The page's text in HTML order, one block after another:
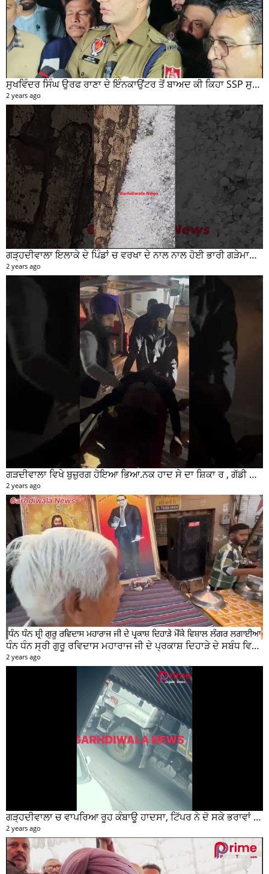
ਸੁਖਵਿੰਦਰ ਸਿੰਘ ਉਰਫ ਰਾਣਾ ਦੇ ਇੰਨਕਾਉਂਟਰ ਤੋਂ ਬਾਅਦ ਕੀ ਕਿਹਾ SSP ਸੁਰੇਂਦਰ ਲਾਂਬਾ ਤੁਸੀਂ ਵੀ ਸੁਣੋ...
2 years ago
ਗੜ੍ਹਦੀਵਾਲਾ ਇਲਾਕੇ ਦੇ ਪਿੰਡਾਂ ਚ ਵਰਖਾ ਦੇ ਨਾਲ ਨਾਲ ਹੋਈ ਭਾਰੀ ਗੜੇਮਾਰੀ ਦੀਆਂ ਦੇਖੋ ਤਸਵੀਰਾਂ #garhdiwala #snow
2 years ago
ਗੜਦੀਵਾਲਾ ਵਿਖੇ ਬੁਜ਼ੁਰਗ ਹੋਇਆ ਭਿਆ.ਨਕ ਹਾਦ ਸੇ ਦਾ ਸ਼ਿਕਾ ਰ , ਗੱਡੀ ਸਵਾਰ ਮੌਕੇ ਤੋ ਫਰਾਰ
2 years ago
ਧੰਨ ਧੰਨ ਸ੍ਰੀ ਗੁਰੂ ਰਵਿਦਾਸ ਮਹਾਰਾਜ ਜੀ ਦੇ ਪ੍ਰਕਾਸ਼ ਦਿਹਾੜੇ ਦੇ ਸਬੰਧ ਵਿਚ ਮੇਨ ਰੋੜ ਵਿਖੇ ਲਾਗਾਇਆ ਵਿਸ਼ਾਲ ਲੰਗਰ
2 years ago
ਗੜ੍ਹਦੀਵਾਲਾ ਚ ਵਾਪਰਿਆ ਰੂਹ ਕੰਬਾਊ ਹਾਦਸਾ, ਟਿੱਪਰ ਨੇ ਦੋ ਸਕੇ ਭਰਾਵਾਂ ਨੂੰ ਕੁਚਲਿਆ, ਸੀਸੀਟੀਵੀ ਫੁਟੇਜ ਵੀ ਆਈ ਸਾਹਮਣੇ
2 years ago